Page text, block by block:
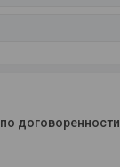
по договоренности